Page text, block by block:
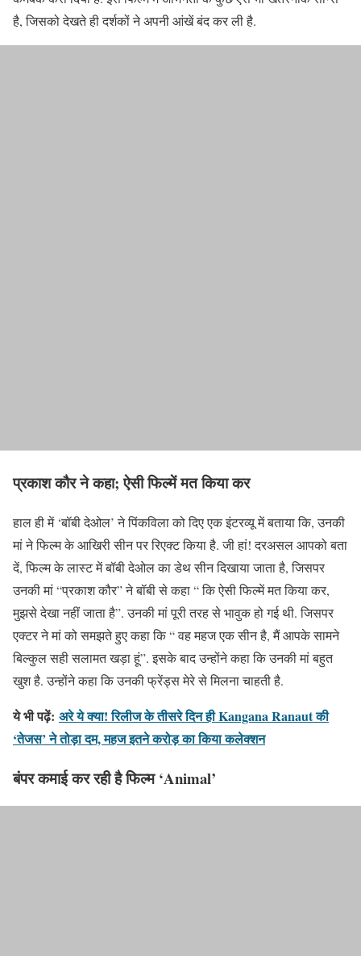
है, जिसको देखते ही दर्शकों ने अपनी आंखें बंद कर ली है.
प्रकाश कौर ने कहा; ऐसी फिल्में मत किया कर
हाल ही में ‘बॉबी देओल’ ने पिंकविला को दिए एक इंटरव्यू में बताया कि, उनकी
मां ने फिल्म के आखिरी सीन पर रिएक्ट किया है. जी हां! दरअसल आपको बता
दें, फिल्म के लास्ट में बॉबी देओल का डेथ सीन दिखाया जाता है, जिसपर
उनकी मां “प्रकाश कौर” ने बॉबी से कहा “ कि ऐसी फिल्में मत किया कर,
मुझसे देखा नहीं जाता है”. उनकी मां पूरी तरह से भावुक हो गई थी. जिसपर
एक्टर ने मां को समझते हुए कहा कि “ वह महज एक सीन है, मैं आपके सामने
बिल्कुल सही सलामत खड़ा हूं”. इसके बाद उन्होंने कहा कि उनकी मां बहुत
खुश है. उन्होंने कहा कि उनकी फ्रेंड्स मेरे से मिलना चाहती है.
ये भी पढ़ें: अरे ये क्या! रिलीज के तीसरे दिन ही Kangana Ranaut की
‘तेजस’ ने तोड़ा दम, महज इतने करोड़ का किया कलेक्शन
बंपर कमाई कर रही है फिल्म ‘Animal’